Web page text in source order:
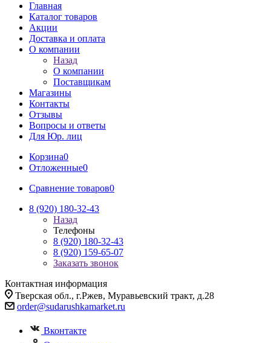
Главная
Каталог товаров
Акции
Доставка и оплата
О компании
Назад
О компании
Поставщикам
Магазины
Контакты
Отзывы
Вопросы и ответы
Для Юр. лиц
Корзина0
Отложенные0
Сравнение товаров0
8 (920) 180-32-43
Назад
Телефоны
8 (920) 180-32-43
8 (920) 159-65-07
Заказать звонок
Контактная информация
Тверская обл., г.Ржев, Муравьевский тракт, д.28
order@sudarushkamarket.ru
Вконтакте